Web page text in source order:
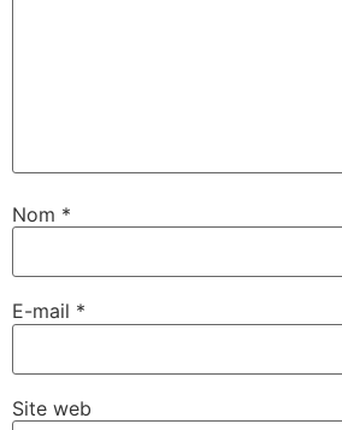
Nom *
E-mail *
Site web